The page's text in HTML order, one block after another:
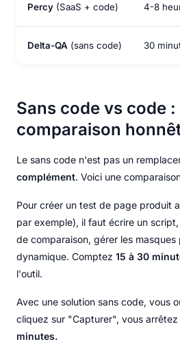
Percy (SaaS + code) 4-8
Delta-QA (sans code) 30
Sans code vs code :
comparaison
Le sans code n'est pas un
complément. Voici une
Pour créer un test de page produit
par exemple), il faut écrire un
de comparaison, gérer les masques
dynamique. Comptez 15 à 30
l'outil.
Avec une solution sans code, vous
cliquez sur "Capturer", vous
minutes.